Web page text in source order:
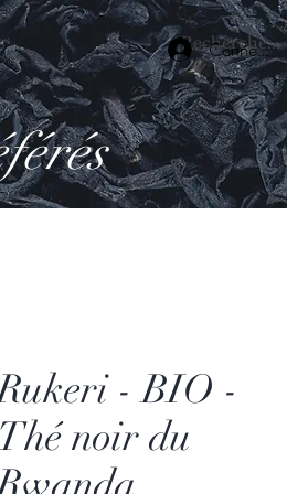
Connexion
- BIO -
Thé noir du